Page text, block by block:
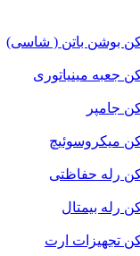
بوشن باتن ( شاسی)
جعبه مینیاتوری
جامپر
میکروسوئیچ
رله حفاظتی
رله بیمتال
تجهیزات ارت